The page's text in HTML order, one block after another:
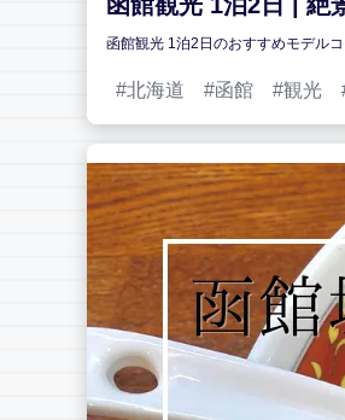
函館観光 1泊2日のおすすめモデル
北海道 函館 観光